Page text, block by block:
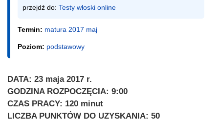
przejdź do: Testy włoski online
Termin: matura 2017 maj
Poziom: podstawowy
DATA: 23 maja 2017 r.
GODZINA ROZPOCZĘCIA: 9:00
CZAS PRACY: 120 minut
LICZBA PUNKTÓW DO UZYSKANIA: 50